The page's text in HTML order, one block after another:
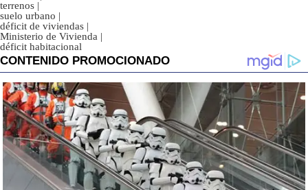
terrenos |
suelo urbano |
déficit de viviendas |
Ministerio de Vivienda |
déficit habitacional